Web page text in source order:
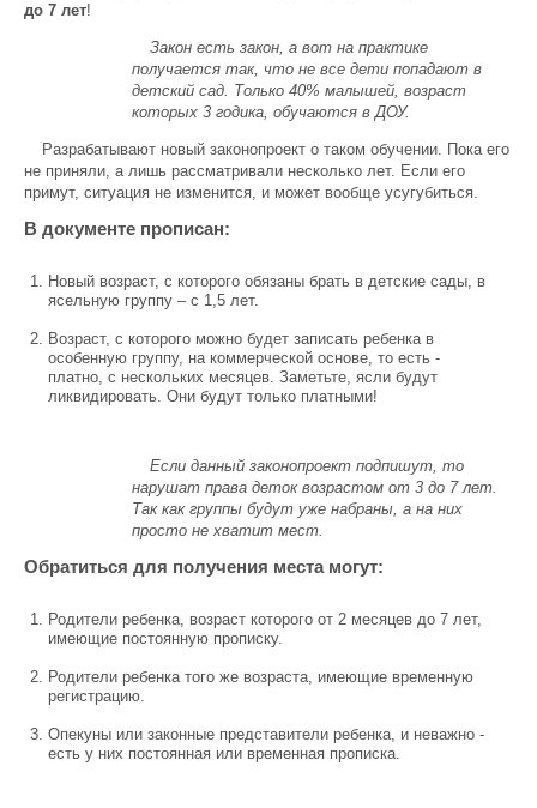
до 7 лет!
Закон есть закон, а вот на практике
получается так, что не все дети попадают в
детский сад. Только 40% малышей, возраст
которых 3 годика, обучаются в ДОУ.
Разрабатывают новый законопроект о таком обучении. Пока его
не приняли, а лишь рассматривали несколько лет. Если его
примут, ситуация не изменится, и может вообще усугубиться.
В документе прописан:
Новый возраст, с которого обязаны брать в детские сады, в
ясельную группу – с 1,5 лет.
Возраст, с которого можно будет записать ребенка в
особенную группу, на коммерческой основе, то есть -
платно, с нескольких месяцев. Заметьте, ясли будут
ликвидировать. Они будут только платными!
Если данный законопроект подпишут, то
нарушат права деток возрастом от 3 до 7 лет.
Так как группы будут уже набраны, а на них
просто не хватит мест.
Обратиться для получения места могут:
Родители ребенка, возраст которого от 2 месяцев до 7 лет,
имеющие постоянную прописку.
Родители ребенка того же возраста, имеющие временную
регистрацию.
Опекуны или законные представители ребенка, и неважно -
есть у них постоянная или временная прописка.